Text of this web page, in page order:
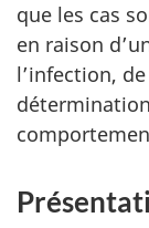
que les cas
en raison
l’infection,